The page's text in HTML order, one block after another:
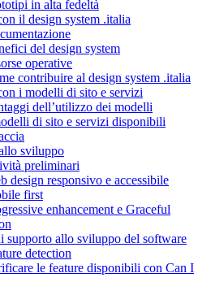
in alta fedeltà
il design system .italia
del design system
operative
contribuire al design system .italia
i modelli di sito e servizi
dell’utilizzo dei modelli
di sito e servizi disponibili
sviluppo
preliminari
design responsivo e accessibile
first
enhancement e Graceful
supporto allo sviluppo del software
detection
le feature disponibili con Can I